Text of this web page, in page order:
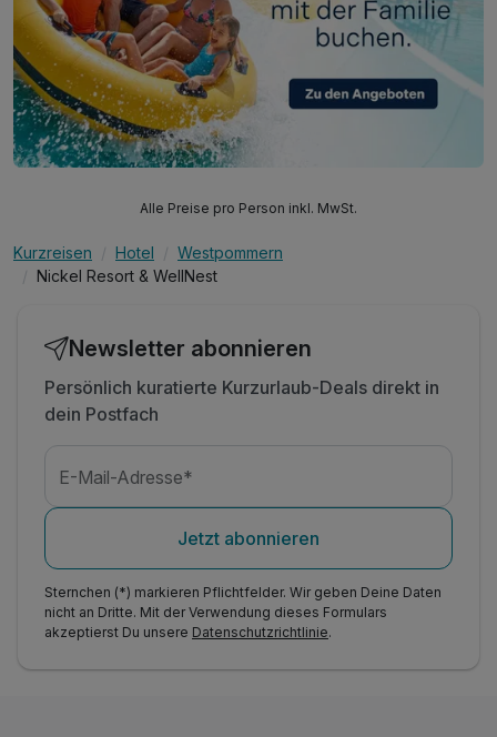
Alle Preise pro Person inkl. MwSt.
Kurzreisen Hotel
Westpommern
Nickel Resort & WellNest
Newsletter abonnieren
Persönlich kuratierte Kurzurlaub-Deals direkt in
dein Postfach
E-Mail-Adresse*
Jetzt abonnieren
Sternchen (*) markieren Pflichtfelder. Wir geben Deine Daten
nicht an Dritte. Mit der Verwendung dieses Formulars
akzeptierst Du unsere Datenschutzrichtlinie.